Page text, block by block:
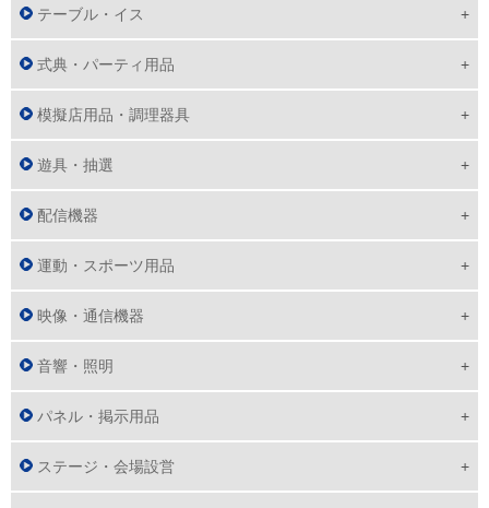
テーブル・イス
式典・パーティ用品
模擬店用品・調理器具
遊具・抽選
配信機器
運動・スポーツ用品
映像・通信機器
音響・照明
パネル・掲示用品
ステージ・会場設営